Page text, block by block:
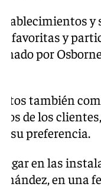
favoritas y
por
también
de los
su preferencia.
en las
en una